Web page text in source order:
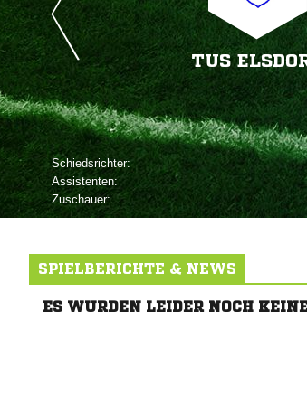
TUS
Schiedsrichter:
Assistenten:
Zuschauer:
SPIELBERICHTE & NEWS
ES WURDEN LEIDER NOCH